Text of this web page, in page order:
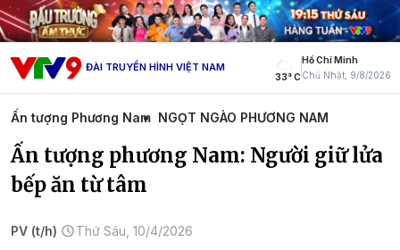
ĐÀI TRUYỀN HÌNH VIỆT NAM
33° C
Hồ Chí Minh
Chủ Nhật, 9/8/2026
Ấn tượng Phương Nam NGỌT NGÀO PHƯƠNG NAM
Ấn tượng phương Nam: Người giữ lửa
bếp ăn từ tâm
PV (t/h) Thứ Sáu, 10/4/2026